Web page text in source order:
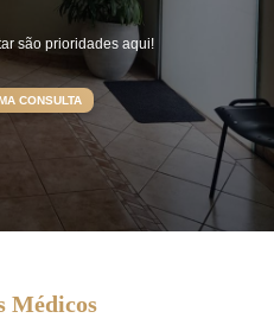
são prioridades aqui!
CONSULTA
Médicos